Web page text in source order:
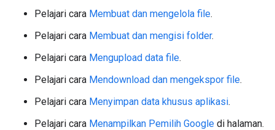
Pelajari cara Membuat dan mengelola file.
Pelajari cara Membuat dan mengisi folder.
Pelajari cara Mengupload data file.
Pelajari cara Mendownload dan mengekspor file.
Pelajari cara Menyimpan data khusus aplikasi.
Pelajari cara Menampilkan Pemilih Google di halaman.